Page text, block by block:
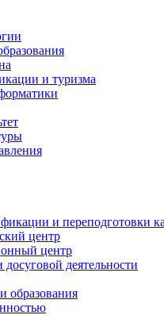
и туризма
и переподготовки
центр
центр
деятельности
образования